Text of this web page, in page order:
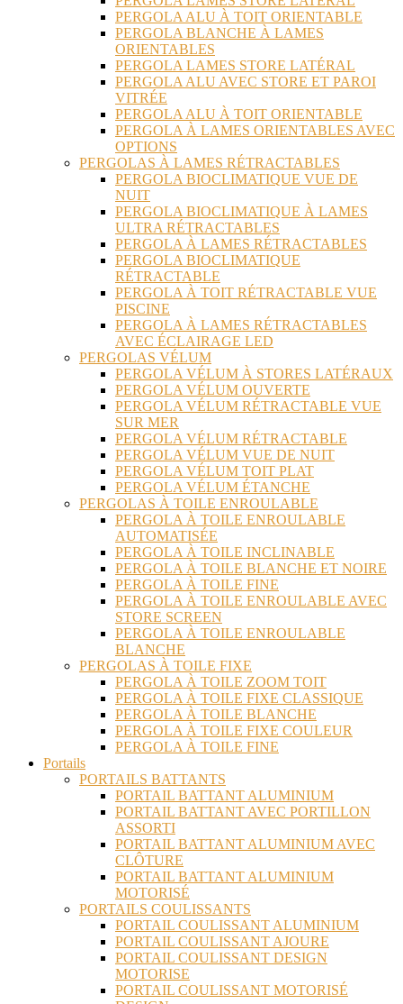
PERGOLA ALU À TOIT ORIENTABLE
PERGOLA BLANCHE À LAMES
ORIENTABLES
PERGOLA LAMES STORE LATÉRAL
PERGOLA ALU AVEC STORE ET PAROI
VITRÉE
PERGOLA ALU À TOIT ORIENTABLE
PERGOLA À LAMES ORIENTABLES AVEC
OPTIONS
PERGOLAS À LAMES RÉTRACTABLES
PERGOLA BIOCLIMATIQUE VUE DE
NUIT
PERGOLA BIOCLIMATIQUE À LAMES
ULTRA RÉTRACTABLES
PERGOLA À LAMES RÉTRACTABLES
PERGOLA BIOCLIMATIQUE
RÉTRACTABLE
PERGOLA À TOIT RÉTRACTABLE VUE
PISCINE
PERGOLA À LAMES RÉTRACTABLES
AVEC ÉCLAIRAGE LED
PERGOLAS VÉLUM
PERGOLA VÉLUM À STORES LATÉRAUX
PERGOLA VÉLUM OUVERTE
PERGOLA VÉLUM RÉTRACTABLE VUE
SUR MER
PERGOLA VÉLUM RÉTRACTABLE
PERGOLA VÉLUM VUE DE NUIT
PERGOLA VÉLUM TOIT PLAT
PERGOLA VÉLUM ÉTANCHE
PERGOLAS À TOILE ENROULABLE
PERGOLA À TOILE ENROULABLE
AUTOMATISÉE
PERGOLA À TOILE INCLINABLE
PERGOLA À TOILE BLANCHE ET NOIRE
PERGOLA À TOILE FINE
PERGOLA À TOILE ENROULABLE AVEC
STORE SCREEN
PERGOLA À TOILE ENROULABLE
BLANCHE
PERGOLAS À TOILE FIXE
PERGOLA À TOILE ZOOM TOIT
PERGOLA À TOILE FIXE CLASSIQUE
PERGOLA À TOILE BLANCHE
PERGOLA À TOILE FIXE COULEUR
PERGOLA À TOILE FINE
Portails
PORTAILS BATTANTS
PORTAIL BATTANT ALUMINIUM
PORTAIL BATTANT AVEC PORTILLON
ASSORTI
PORTAIL BATTANT ALUMINIUM AVEC
CLÔTURE
PORTAIL BATTANT ALUMINIUM
MOTORISÉ
PORTAILS COULISSANTS
PORTAIL COULISSANT ALUMINIUM
PORTAIL COULISSANT AJOURE
PORTAIL COULISSANT DESIGN
MOTORISE
PORTAIL COULISSANT MOTORISÉ